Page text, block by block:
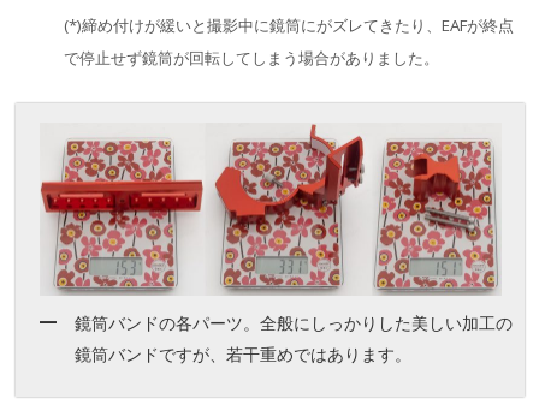
(*)締め付けが緩いと撮影中に鏡筒にがズレてきたり、EAFが終点
で停止せず鏡筒が回転してしまう場合がありました。
鏡筒バンドの各パーツ。全般にしっかりした美しい加工の
鏡筒バンドですが、若干重めではあります。